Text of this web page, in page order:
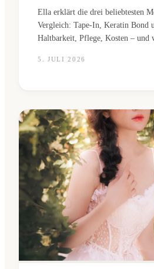
Ella erklärt die drei beliebtesten
Vergleich: Tape-In, Keratin Bond
Haltbarkeit, Pflege, Kosten – und
5. JULI 2026